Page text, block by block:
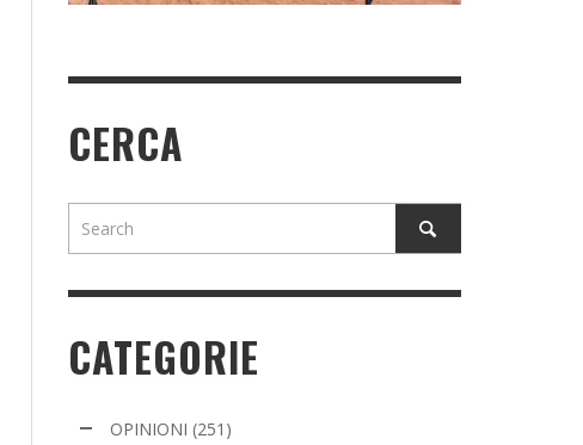
CERCA
CATEGORIE
OPINIONI (251)